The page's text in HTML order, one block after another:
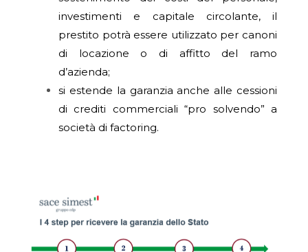
investimenti e capitale circolante, il
prestito potrà essere utilizzato per canoni
di locazione o di affitto del ramo
d’azienda;
si estende la garanzia anche alle cessioni
di crediti commerciali “pro solvendo” a
società di factoring.